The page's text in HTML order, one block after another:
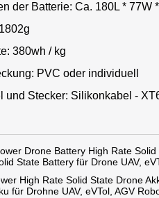
der Batterie: Ca. 180L * 77W
380wh / kg
PVC oder individuell
und Stecker: Silikonkabel -
Drone Battery High Rate
State Battery für Drone UAV,
High Rate Solid State Drone
für Drohne UAV, eVTol, AGV